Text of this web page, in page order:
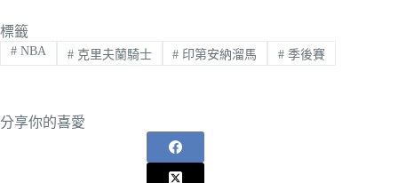
標籤
#NBA #克里夫蘭騎士 # 印第安納溜馬 # 季後賽
分享你的喜愛